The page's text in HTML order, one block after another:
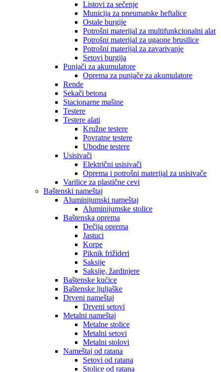
Listovi za sečenje
Municija za pneumatske heftalice
Ostale burgije
Potrošni materijal za multifunkcionalni alat
Potrošni materijal za ugaone brusilice
Potrošni materijal za zavarivanje
Setovi burgija
Punjači za akumulatore
Oprema za punjače za akumulatore
Rende
Sekači betona
Stacionarne mašine
Testere
Testere alati
Kružne testere
Povratne testere
Ubodne testere
Usisivači
Električni usisivači
Oprema i potrošni materijal za usisivače
Varilice za plastične cevi
Baštenski nameštaj
Aluminijumski nameštaj
Aluminijumske stolice
Baštenska oprema
Dečija oprema
Jastuci
Korpe
Piknik frižideri
Saksije
Saksije, žardinjere
Baštenske kućice
Baštenske ljuljaške
Drveni nameštaj
Drveni setovi
Metalni nameštaj
Metalne stolice
Metalni setovi
Metalni stolovi
Nameštaj od ratana
Setovi od ratana
Stolice od ratana